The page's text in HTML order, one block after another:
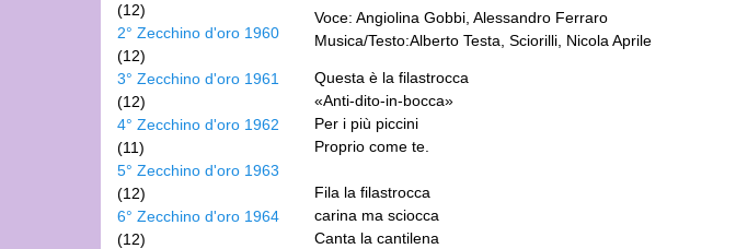
Voce: Angiolina Gobbi, Alessandro Ferraro
Musica/Testo:Alberto Testa, Sciorilli, Nicola Aprile
Questa è la filastrocca
«Anti-dito-in-bocca»
Per i più piccini
Proprio come te.
Fila la filastrocca
carina ma sciocca
Canta la cantilena
(12)
2° Zecchino d'oro 1960
(12)
3° Zecchino d'oro 1961
(12)
4° Zecchino d'oro 1962
(11)
5° Zecchino d'oro 1963
(12)
6° Zecchino d'oro 1964
(12)